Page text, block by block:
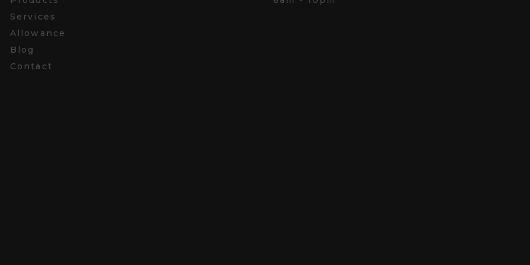
Services
Allowance
Blog
Contact